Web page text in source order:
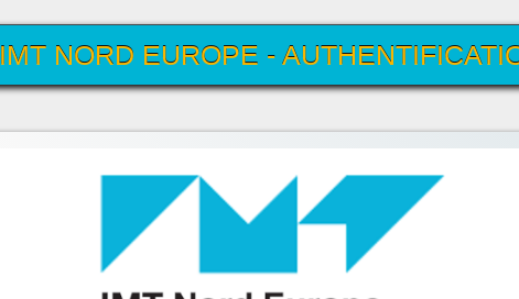
IMT NORD EUROPE -